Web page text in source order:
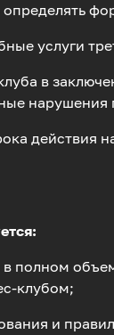
услуги
в
действия
полном
клубом;
и